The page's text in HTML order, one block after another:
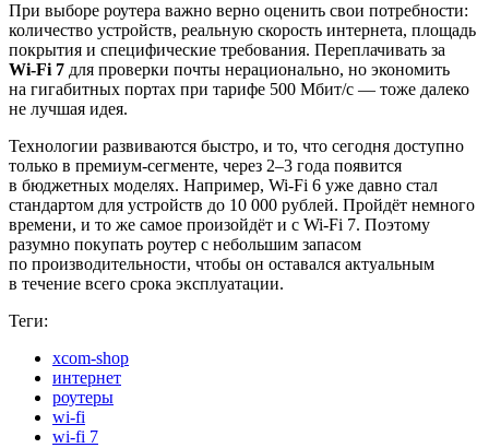
При выборе роутера важно верно оценить свои потребности:
количество устройств, реальную скорость интернета, площадь
покрытия и специфические требования. Переплачивать за
Wi‑Fi 7 для проверки почты нерационально, но экономить
на гигабитных портах при тарифе 500 Мбит/с — тоже далеко
не лучшая идея.
Технологии развиваются быстро, и то, что сегодня доступно
только в премиум‑сегменте, через 2–3 года появится
в бюджетных моделях. Например, Wi‑Fi 6 уже давно стал
стандартом для устройств до 10 000 рублей. Пройдёт немного
времени, и то же самое произойдёт и с Wi‑Fi 7. Поэтому
разумно покупать роутер с небольшим запасом
по производительности, чтобы он оставался актуальным
в течение всего срока эксплуатации.
Теги:
xcom-shop
интернет
роутеры
wi-fi
wi-fi 7